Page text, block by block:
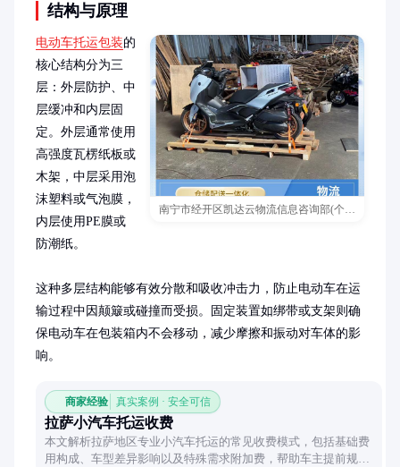
结构与原理
南宁市经开区凯达云物流信息咨询部(个体工商户)
电动车托运包装的
核心结构分为三
层：外层防护、中
层缓冲和内层固
定。外层通常使用
高强度瓦楞纸板或
木架，中层采用泡
沫塑料或气泡膜，
内层使用PE膜或
防潮纸。
这种多层结构能够有效分散和吸收冲击力，防止电动车在运
输过程中因颠簸或碰撞而受损。固定装置如绑带或支架则确
保电动车在包装箱内不会移动，减少摩擦和振动对车体的影
响。
商家经验 真实案例 · 安全可信
拉萨小汽车托运收费
本文解析拉萨地区专业小汽车托运的常见收费模式，包括基础费
用构成、车型差异影响以及特殊需求附加费，帮助车主提前规划